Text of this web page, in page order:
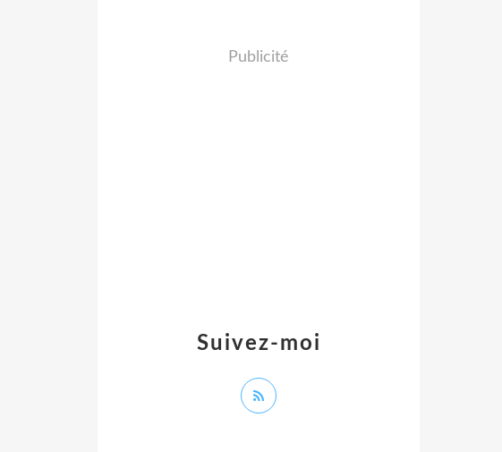
Suivez-moi
Publicité